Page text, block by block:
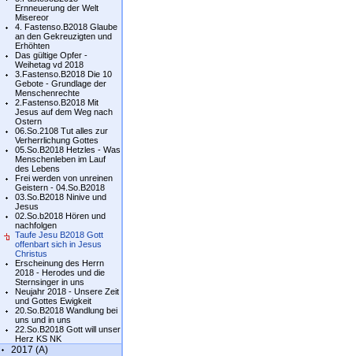
Ernneuerung der Welt
Misereor
4. Fastenso.B2018 Glaube
an den Gekreuzigten und
Erhöhten
Das gültige Opfer -
Weihetag vd 2018
3.Fastenso.B2018 Die 10
Gebote - Grundlage der
Menschenrechte
2.Fastenso.B2018 Mit
Jesus auf dem Weg nach
Ostern
06.So.2108 Tut alles zur
Verherrlichung Gottes
05.So.B2018 Hetzles - Was
Menschenleben im Lauf
des Lebens
Frei werden von unreinen
Geistern - 04.So.B2018
03.So.B2018 Ninive und
Jesus
02.So.b2018 Hören und
nachfolgen
Taufe Jesu B2018 Gott
offenbart sich in Jesus
Christus
Erscheinung des Herrn
2018 - Herodes und die
Sternsinger in uns
Neujahr 2018 - Unsere Zeit
und Gottes Ewigkeit
20.So.B2018 Wandlung bei
uns und in uns
22.So.B2018 Gott will unser
Herz KS NK
2017 (A)